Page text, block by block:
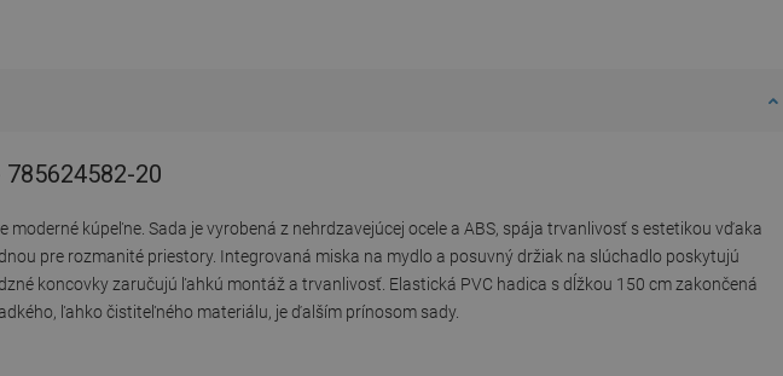
785624582-20
moderné kúpeľne. Sada je vyrobená z nehrdzavejúcej ocele a ABS, spája trvanlivosť s estetikou vďaka
pre rozmanité priestory. Integrovaná miska na mydlo a posuvný držiak na slúchadlo poskytujú
koncovky zaručujú ľahkú montáž a trvanlivosť. Elastická PVC hadica s dĺžkou 150 cm zakončená
ľahko čistiteľného materiálu, je ďalším prínosom sady.